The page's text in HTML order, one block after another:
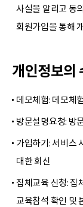
사실을 알리고 동
회원가입을 통해
개인정보의
데모체험: 데모체
방문설명요청: 방
가입하기: 서비스
대한 회신
집체교육 신청: 집
교육참석 확인 및